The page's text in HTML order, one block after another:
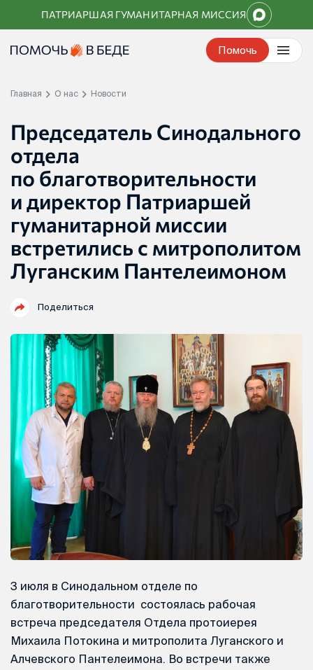
Перейти
к
контенту
ПАТРИАРШАЯ ГУМАНИТАРНАЯ МИССИЯ
Помочь
Главная О нас Новости
Председатель Синодального
отдела
по благотворительности
и директор Патриаршей
гуманитарной миссии
встретились с митрополитом
Луганским Пантелеимоном
Поделиться
3 июля в Синодальном отделе по
благотворительности состоялась рабочая
встреча председателя Отдела протоиерея
Михаила Потокина и митрополита Луганского и
Алчевского Пантелеимона. Во встречи также